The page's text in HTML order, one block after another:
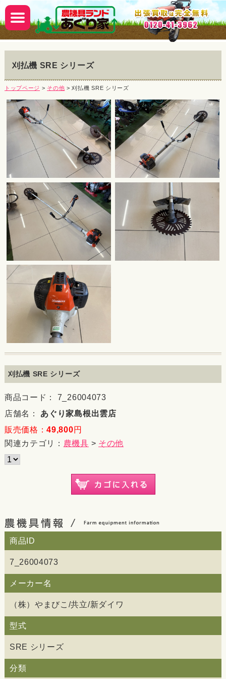
刈払機 SRE シリーズ
トップページ > その他 > 刈払機 SRE シリーズ
刈払機 SRE シリーズ
商品コード： 7_26004073
店舗名： あぐり家島根出雲店
販売価格：49,800円
関連カテゴリ： 農機具 > その他
商品ID
7_26004073
メーカー名
（株）やまびこ/共立/新ダイワ
型式
SRE シリーズ
分類